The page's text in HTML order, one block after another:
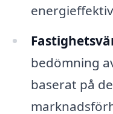
bedömning
baserat på